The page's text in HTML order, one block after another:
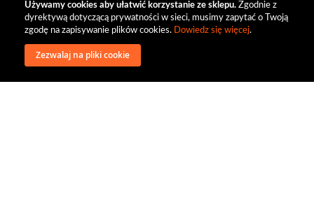
Używamy cookies aby ułatwić korzystanie ze sklepu. Zgodnie z
dyrektywą dotyczącą prywatności w sieci, musimy zapytać o Twoją
zgodę na zapisywanie plików cookies. Dowiedz się więcej.
Zezwalaj na pliki cookie